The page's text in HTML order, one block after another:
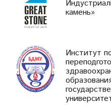
камень»
Институт